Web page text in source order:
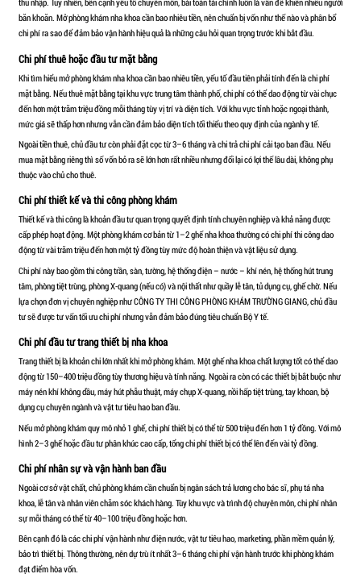
hoạt động theo quy định. Vậy thực tế mở phòng khám nha khoa
hành ổn định, đúng chuẩn và tối ưu chi phí? Trong bài viết dưới
PHÒNG KHÁM TRƯỜNG GIANG tìm hiểu chi tiết từng hạng
hợp lý và những lưu ý quan trọng giúp bạn chuẩn bị tài chính
MỞ PHÒNG KHÁM NHA KHOA CẦN BAO
Trong những năm gần đây, lĩnh vực nha khoa được đánh giá là
phát triển mạnh mẽ và ổn định. Nhu cầu chăm sóc răng miệng
bác sĩ và nhà đầu tư quan tâm đến việc mở phòng khám riêng
thu nhập. Tuy nhiên, bên cạnh yếu tố chuyên môn, bài toán tài
băn khoăn. Mở phòng khám nha khoa cần bao nhiêu tiền, nên
chi phí ra sao để đảm bảo vận hành hiệu quả là những câu hỏi